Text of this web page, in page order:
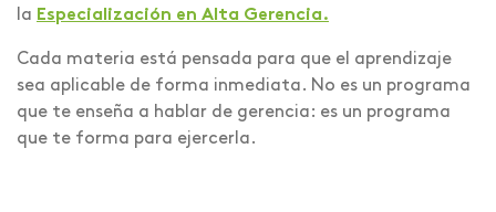
la Especialización en Alta Gerencia.
Cada materia está pensada para que el aprendizaje
sea aplicable de forma inmediata. No es un programa
que te enseña a hablar de gerencia: es un programa
que te forma para ejercerla.